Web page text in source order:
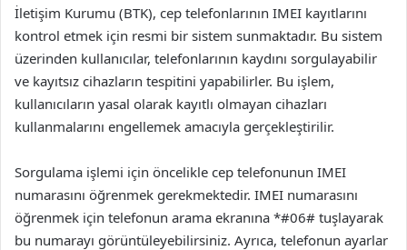
İletişim Kurumu (BTK), cep telefonlarının IMEI kayıtlarını
kontrol etmek için resmi bir sistem sunmaktadır. Bu sistem
üzerinden kullanıcılar, telefonlarının kaydını sorgulayabilir
ve kayıtsız cihazların tespitini yapabilirler. Bu işlem,
kullanıcıların yasal olarak kayıtlı olmayan cihazları
kullanmalarını engellemek amacıyla gerçekleştirilir.
Sorgulama işlemi için öncelikle cep telefonunun IMEI
numarasını öğrenmek gerekmektedir. IMEI numarasını
öğrenmek için telefonun arama ekranına *#06# tuşlayarak
bu numarayı görüntüleyebilirsiniz. Ayrıca, telefonun ayarlar